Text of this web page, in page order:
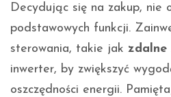
Decydując się na zakup, nie
podstawowych funkcji.
sterowania, takie jak zdalne
inwerter, by zwiększyć
oszczędności energii.